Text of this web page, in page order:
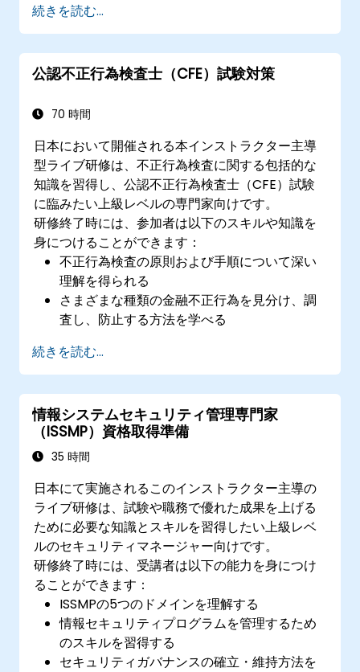
る。
セキュリティ運用における法的および倫理的
側面を理解する。
インシデント対応や災害復旧の準備を行う。
続きを読む...
公認不正行為検査士（CFE）試験対策
70 時間
日本において開催される本インストラクター主導
型ライブ研修は、不正行為検査に関する包括的な
知識を習得し、公認不正行為検査士（CFE）試験
に臨みたい上級レベルの専門家向けです。
研修終了時には、参加者は以下のスキルや知識を
身につけることができます：
不正行為検査の原則および手順について深い
理解を得られる
さまざまな種類の金融不正行為を見分け、調
査し、防止する方法を学べる
規制など—を把握できる
証拠収集や聞き取り技術、データ分析といっ
た実践的な調査手法を習得できる
組織内で効果的な不正防止策や抑止プログラ
ムの設計・導入方法を学べる
公認不正行為検査士（CFE）試験に自信を持
る
続きを読む...
情報システムセキュリティ管理専門家
（ISSMP）資格取得準備
35 時間
日本にて実施されるこのインストラクター主導の
ライブ研修は、試験や職務で優れた成果を上げる
ために必要な知識とスキルを習得したい上級レベ
ルのセキュリティマネージャー向けです。
研修終了時には、受講者は以下の能力を身につけ
ることができます：
ISSMPの5つのドメインを理解する
情報セキュリティプログラムを管理するため
のスキルを習得する
セキュリティガバナンスの確立・維持方法を